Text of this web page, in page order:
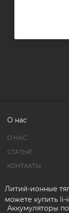
О нас
О НАС
СТАТЬИ
КОНТАКТЫ
Литий-ионные
можете купить li-
Аккумуляторы